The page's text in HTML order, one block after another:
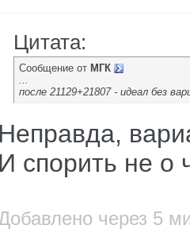
Цитата:
Сообщение от МГК
...
после 21129+21807 - идеал без
Неправда,
И спорить не о
через 5